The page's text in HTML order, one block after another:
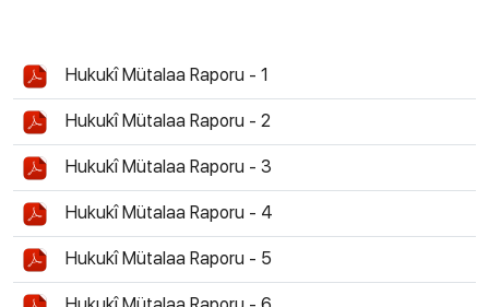
Hukukî Mütalaa Raporu - 1
Hukukî Mütalaa Raporu - 2
Hukukî Mütalaa Raporu - 3
Hukukî Mütalaa Raporu - 4
Hukukî Mütalaa Raporu - 5